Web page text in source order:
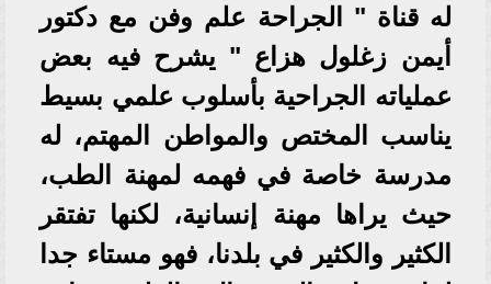
له قناة " الجراحة علم وفن مع دكتور
أيمن زغلول هزاع " يشرح فيه بعض
عملياته الجراحية بأسلوب علمي بسيط
يناسب المختص والمواطن المهتم، له
مدرسة خاصة في فهمه لمهنة الطب،
حيث يراها مهنة إنسانية، لكنها تفتقر
الكثير والكثير في بلدنا، فهو مستاء جدا